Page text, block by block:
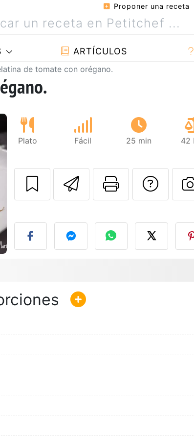
Proponer una receta
ARTÍCULOS
de tomate con orégano.
Plato Fácil 25 min 42
Enviar esta
Imprimir